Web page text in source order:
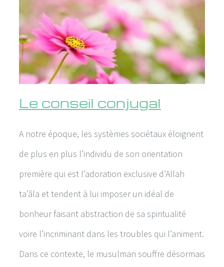
Le conseil conjugal
A notre époque, les systèmes sociétaux éloignent
de plus en plus l’individu de son orientation
première qui est l’adoration exclusive d’Allah
ta’âla et tendent à lui imposer un idéal de
bonheur faisant abstraction de sa spiritualité
voire l’incriminant dans les troubles qui l’animent.
Dans ce contexte, le musulman souffre désormais